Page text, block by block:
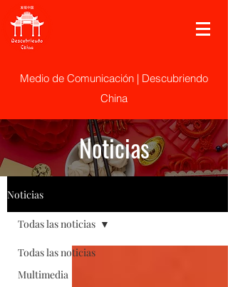
Medio de Comunicación | Descubriendo
China
Noticias
Noticias
Todas las noticias
Multimedia
Todas las noticias